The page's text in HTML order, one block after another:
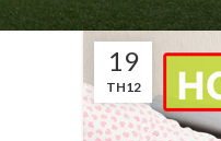
19
TH12